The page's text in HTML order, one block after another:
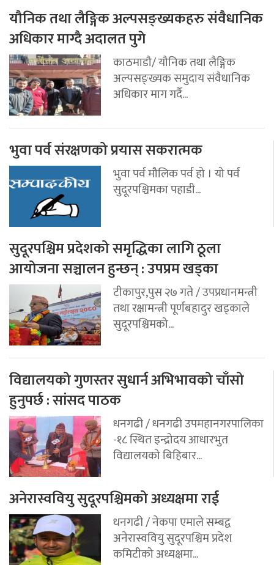
यौनिक तथा लैङ्गिक अल्पसङ्ख्यकहरु संवैधानिक
अधिकार माग्दै अदालत पुगे
काठमाडौ/ यौनिक तथा लैङ्गिक
अल्पसङ्ख्यक समुदाय संवैधानिक
अधिकार माग गर्दै...
भुवा पर्व संरक्षणको प्रयास सकरात्मक
भुवा पर्व मौलिक पर्व हो । यो पर्व
सुदूरपश्चिमका पहाडी...
सुदूरपश्चिम प्रदेशको समृद्धिका लागि ठूला
आयोजना सञ्चालन हुन्छन् : उपप्रम खड्का
टीकापुर,पुस २७ गते / उपप्रधानमन्त्री
तथा रक्षामन्त्री पूर्णबहादुर खड्काले
सुदूरपश्चिमको...
विद्यालयको गुणस्तर सुधार्न अभिभावको चाँसो
हुनुपर्छ : सांसद पाठक
धनगढी / धनगढी उपमहानगरपालिका
-१८ स्थित इन्द्रोदय आधारभुत
विद्यालयको बिहिबार...
अनेरास्ववियु सुदूरपश्चिमको अध्यक्षमा राई
धनगढी / नेकपा एमाले सम्बद्व
अनेरास्ववियु सुदूरपश्चिम प्रदेश
कमिटीको अध्यक्षमा...